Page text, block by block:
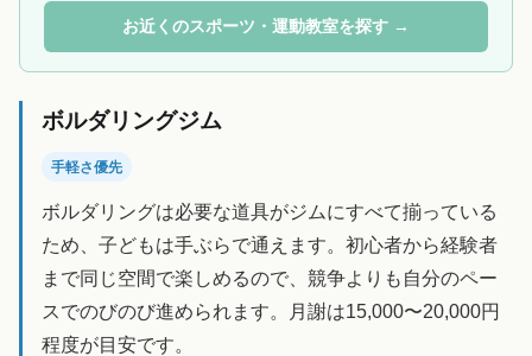
お近くのスポーツ・運動教室を探す →
ボルダリングジム
手軽さ優先
ボルダリングは必要な道具がジムにすべて揃っている
ため、子どもは手ぶらで通えます。初心者から経験者
まで同じ空間で楽しめるので、競争よりも自分のペー
スでのびのび進められます。月謝は15,000〜20,000円
程度が目安です。